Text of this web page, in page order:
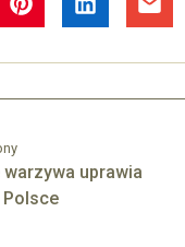
warzywa uprawia
Polsce